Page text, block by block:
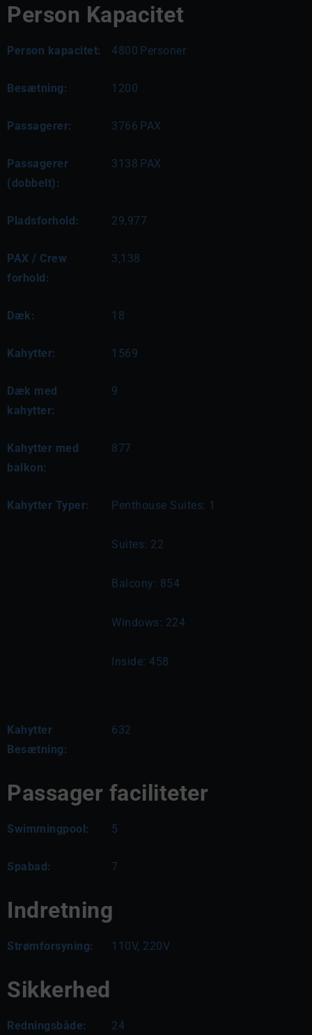
Person Kapacitet
Person kapacitet: 4800 Personer
Besætning: 1200
Passagerer: 3766 PAX
Passagerer
(dobbelt):
3138 PAX
Pladsforhold: 29,977
PAX / Crew
forhold:
3,138
Dæk: 18
Kahytter: 1569
Dæk med
kahytter:
9
Kahytter med
balkon:
877
Kahytter Typer: Penthouse Suites: 1
Suites: 22
Balcony: 854
Windows: 224
Inside: 458
Kahytter
Besætning:
632
Passager faciliteter
Swimmingpool: 5
Spabad: 7
Indretning
Strømforsyning: 110V, 220V
Sikkerhed
Redningsbåde: 24